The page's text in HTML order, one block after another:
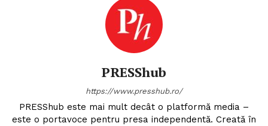
PRESShub
https://www.presshub.ro/
PRESShub este mai mult decât o platformă media –
este o portavoce pentru presa independentă. Creată în